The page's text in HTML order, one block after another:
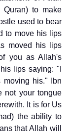
Quran) to make
used to bear
to move his lips
moved his lips
you as Allah's
lips saying: "I
his." Ibn
not your tongue
It is for Us
the ability to
that Allah will